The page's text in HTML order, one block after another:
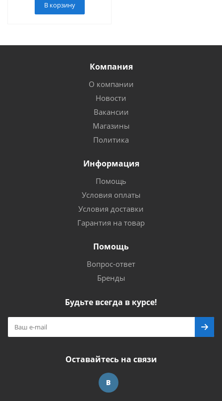
В корзину
Компания
О компании
Новости
Вакансии
Магазины
Политика
Информация
Помощь
Условия оплаты
Условия доставки
Гарантия на товар
Помощь
Вопрос-ответ
Бренды
Будьте всегда в курсе!
Оставайтесь на связи